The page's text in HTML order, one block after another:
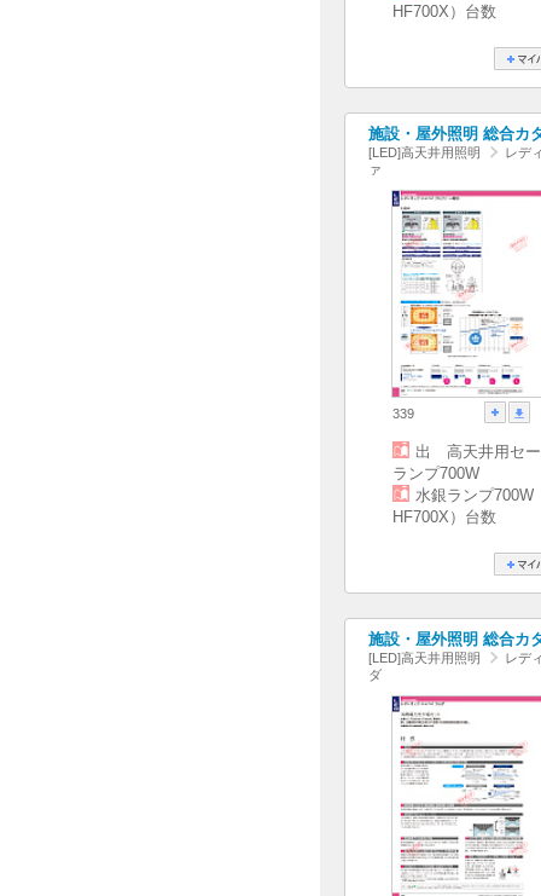
HF700X）台数
施設・屋外照明 総合カ
[LED]高天井用照明
レデ
ァ
339
出 高天井用セ
ランプ700W
水銀ランプ700W
HF700X）台数
施設・屋外照明 総合カ
[LED]高天井用照明
レデ
ダ